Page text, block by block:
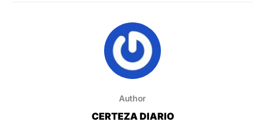
Author
CERTEZA DIARIO